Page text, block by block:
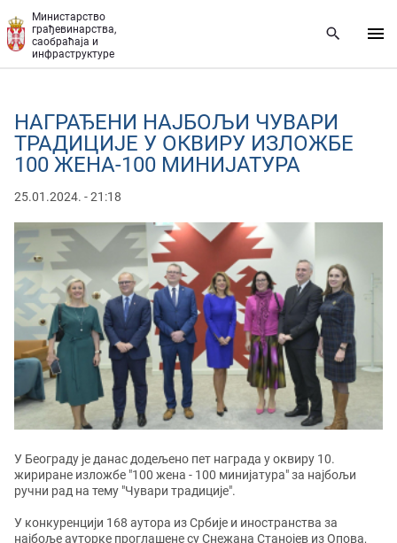
Министарство
грађевинарства,
саобраћаја и
инфраструктуре
НАГРАЂЕНИ НАЈБОЉИ ЧУВАРИ
ТРАДИЦИЈЕ У ОКВИРУ ИЗЛОЖБЕ
100 ЖЕНА-100 МИНИЈАТУРА
25.01.2024. - 21:18
У Београду је данас додељено пет награда у оквиру 10.
жириране изложбе "100 жена - 100 минијатура" за најбољи
ручни рад на тему "Чувари традиције".
У конкуренцији 168 аутора из Србије и иностранства за
најбоље ауторке проглашене су Снежана Станојев из Опова,